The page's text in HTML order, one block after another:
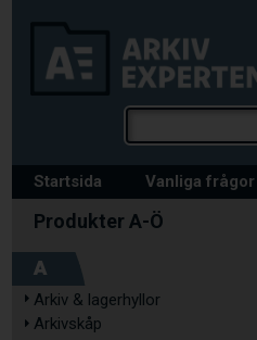
Startsida Vanliga frågor
A
Arkiv & lagerhyllor
Arkivskåp